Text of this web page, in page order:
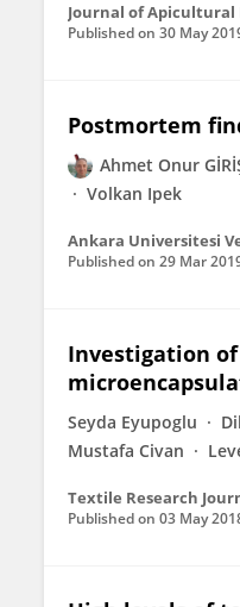
Journal of Apicultural
Published on 30 May
Postmortem
Ahmet Onur
Volkan Ipek
Ankara Universitesi
Published on 29 Mar
Investigation
Seyda Eyupoglu
Mustafa Civan
Textile Research
Published on 03 May